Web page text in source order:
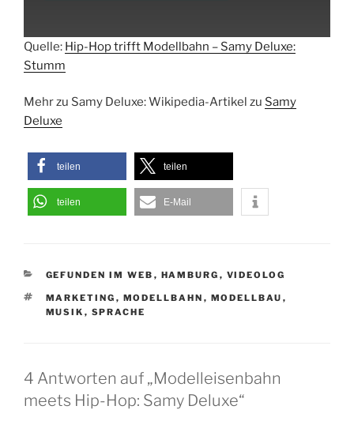
Quelle: Hip-Hop trifft Modellbahn – Samy Deluxe:
Stumm
Mehr zu Samy Deluxe: Wikipedia-Artikel zu Samy
Deluxe
teilen teilen
teilen E-Mail
KATEGORIEN
GEFUNDEN IM WEB , HAMBURG , VIDEOLOG
SCHLAGWÖRTER
MARKETING , MODELLBAHN , MODELLBAU ,
MUSIK , SPRACHE
4 Antworten auf „Modelleisenbahn
meets Hip-Hop: Samy Deluxe“